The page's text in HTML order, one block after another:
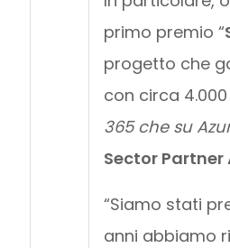
primo premio “
progetto che
con circa
365 che su
Sector Partner
“Siamo stati
anni abbiamo